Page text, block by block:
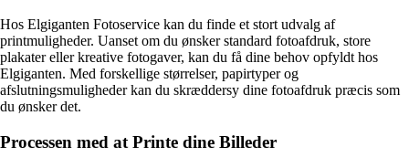
Hos Elgiganten Fotoservice kan du finde et stort udvalg af
printmuligheder. Uanset om du ønsker standard fotoafdruk, store
plakater eller kreative fotogaver, kan du få dine behov opfyldt hos
Elgiganten. Med forskellige størrelser, papirtyper og
afslutningsmuligheder kan du skræddersy dine fotoafdruk præcis som
du ønsker det.
Processen med at Printe dine Billeder